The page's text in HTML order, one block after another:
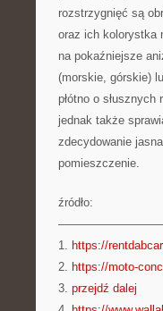
rozstrzygnięć są
oraz ich kolorystka
na pokaźniejsze
(morskie, górskie)
płótno o
jednak także
zdecydowanie
pomieszczenie.
źródło:
1. https://
2. https://moto-
3. przejdź dalej